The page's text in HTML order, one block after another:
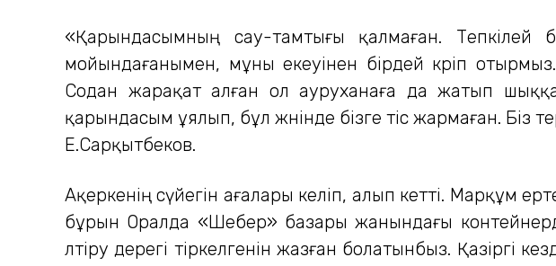
«Қарындасымның сау-тамтығы қалмаған. Тепкілей
мойындағанымен, мұны екеуінен бірдей көріп
Содан жарақат алған ол ауруханаға да жатып
қарындасым ұялып, бұл жөнінде бізге тіс жармаған. Біз
Е.Сарқытбеков.
Ақеркенің сүйегін ағалары келіп, алып кетті. Марқұм
бұрын Оралда «Шебер» базары жанындағы
өлтіру дерегі тіркелгенін жазған болатынбыз. Қазіргі